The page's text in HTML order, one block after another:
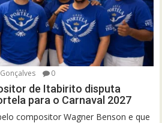
0
de Itabirito disputa
para o Carnaval 2027
compositor Wagner Benson e que